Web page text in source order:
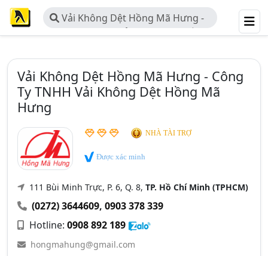
Vải Không Dệt Hồng Mã Hưng -
Công Ty TNHH Vải Không Dệt Hồng
Vải Không Dệt Hồng Mã Hưng - Công
Ty TNHH Vải Không Dệt Hồng Mã
Hưng
NHÀ TÀI TRỢ
Được xác minh
111 Bùi Minh Trực, P. 6, Q. 8, TP. Hồ Chí Minh (TPHCM)
(0272) 3644609, 0903 378 339
Hotline: 0908 892 189
hongmahung@gmail.com